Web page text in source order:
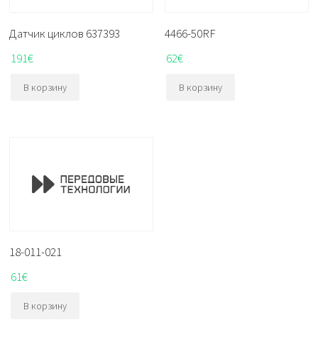
Датчик циклов 637393
191€
В корзину
4466-50RF
62€
В корзину
18-011-021
61€
В корзину